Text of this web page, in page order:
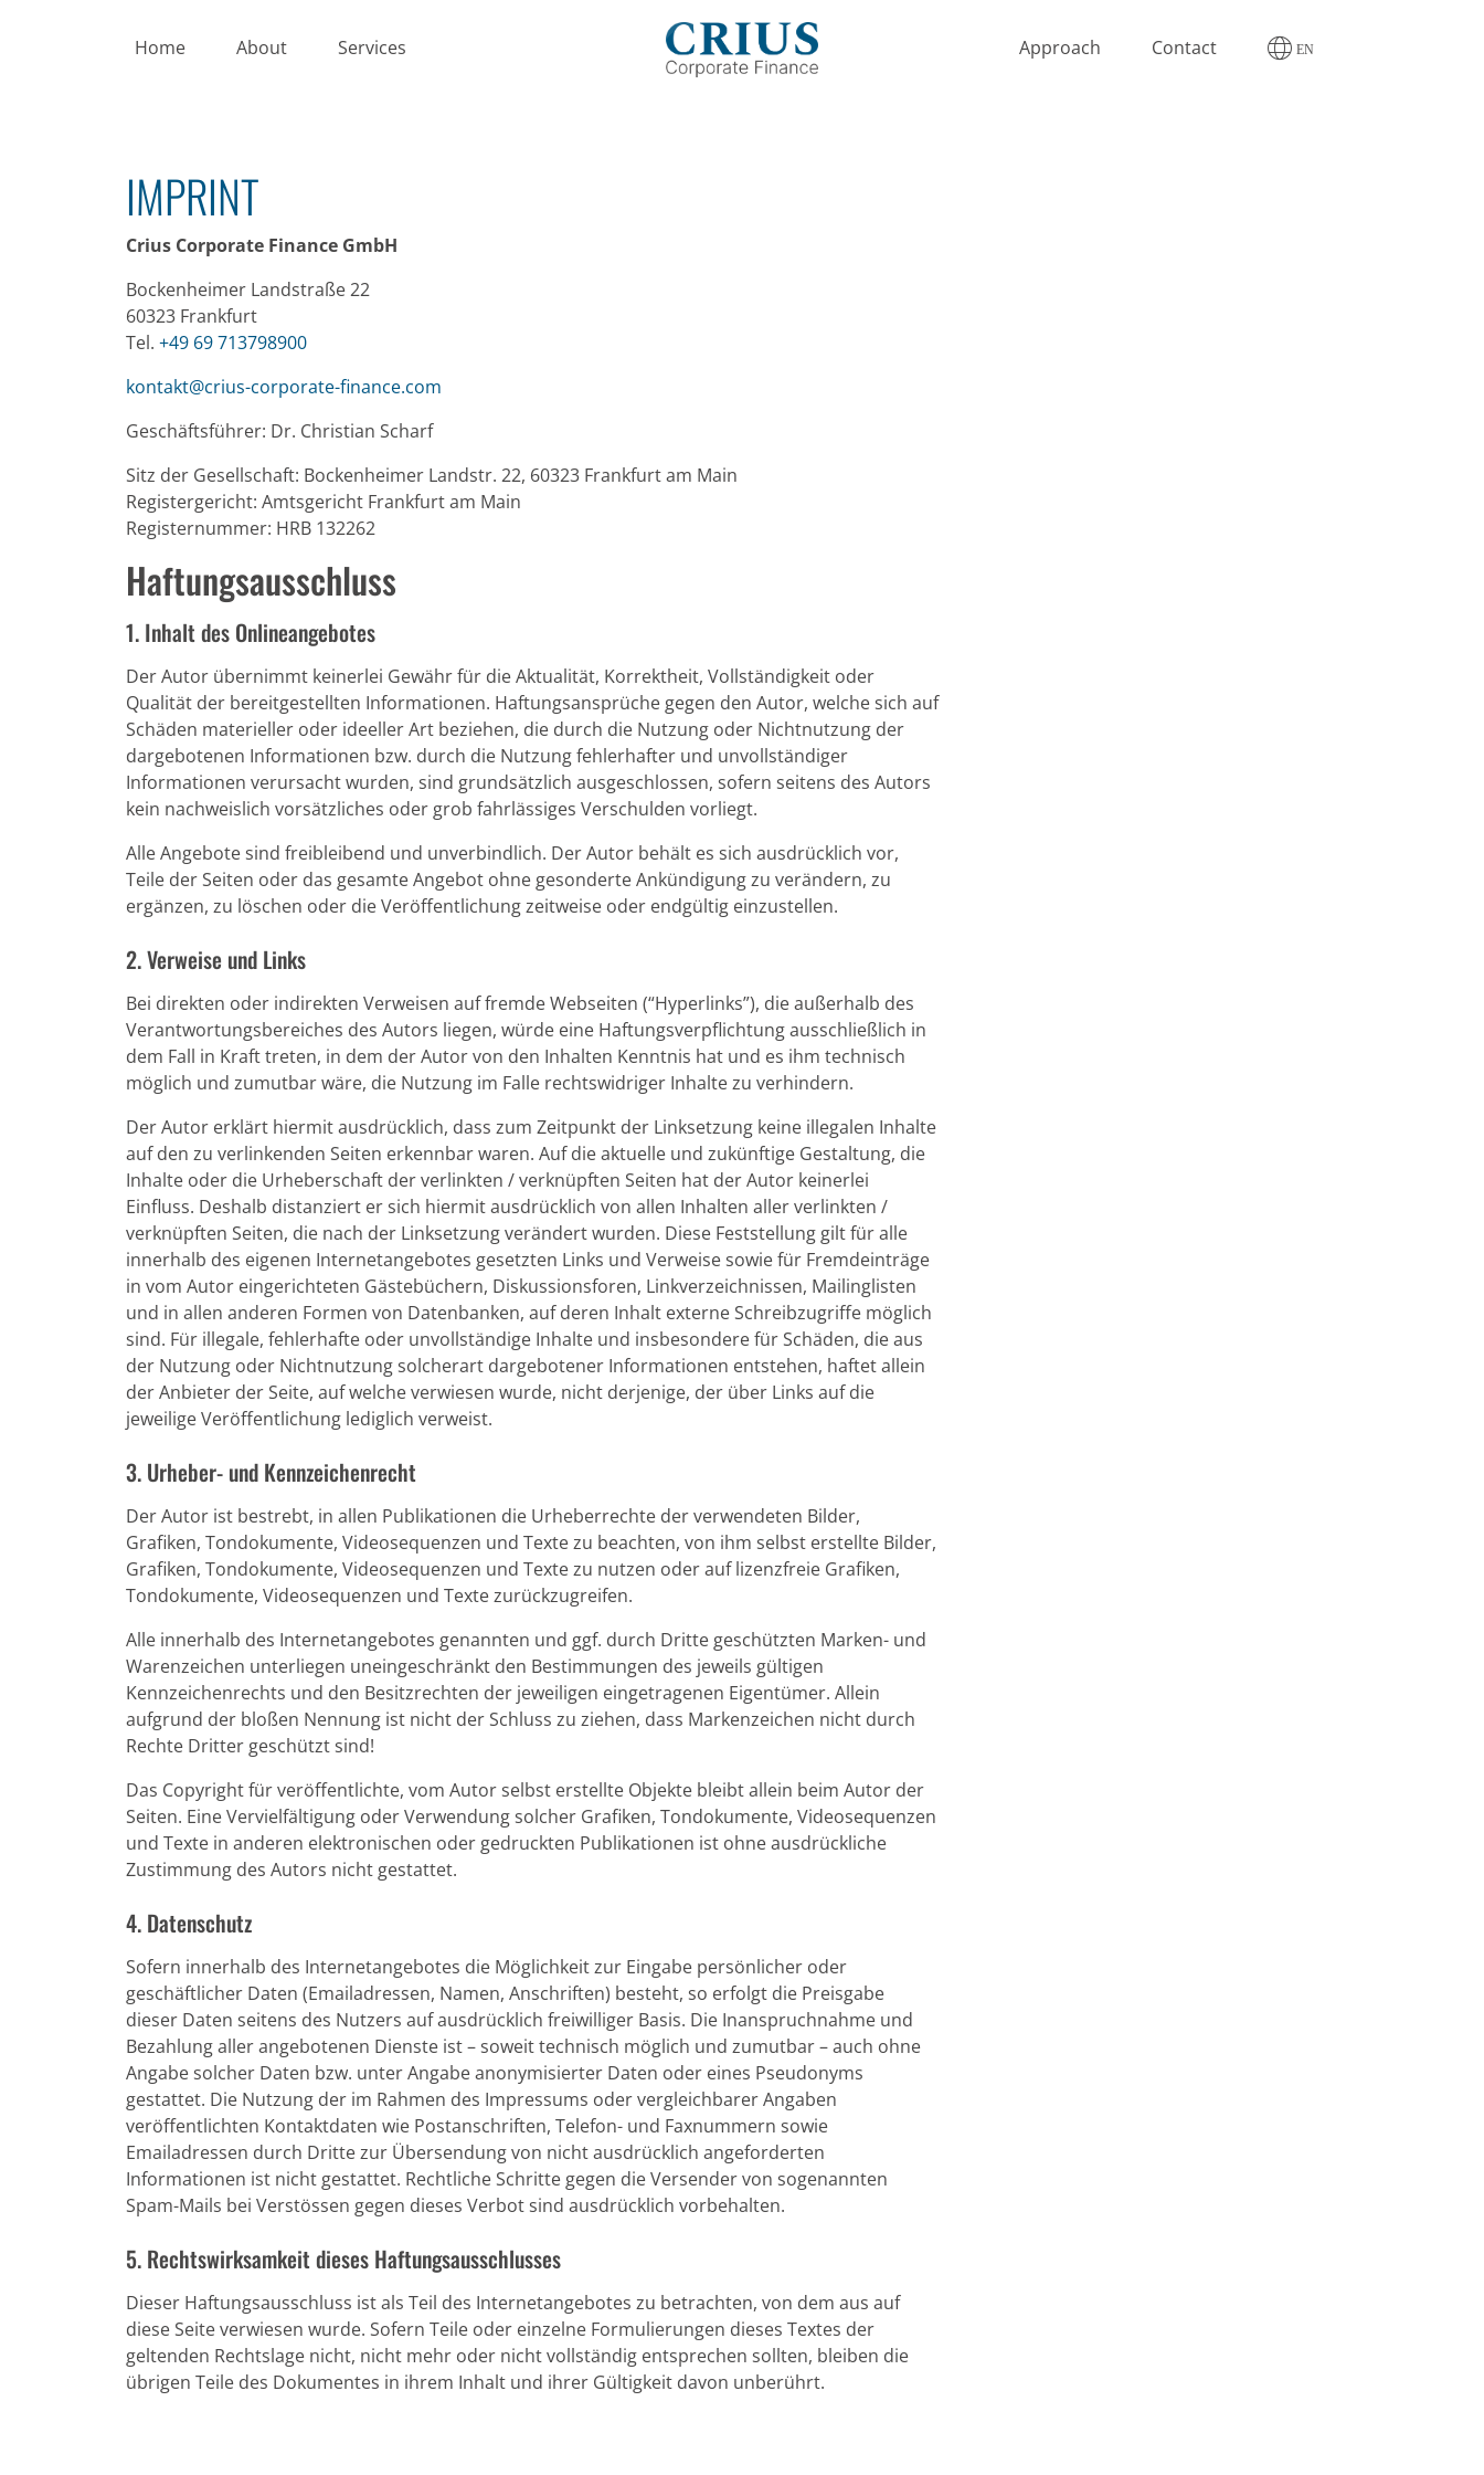
Home
About Services Approach
Contact
IMPRINT
Crius Corporate Finance GmbH
Bockenheimer Landstraße 22
60323 Frankfurt
Tel. +49 69 713798900
kontakt@crius-corporate-finance.com
Geschäftsführer: Dr. Christian Scharf
Sitz der Gesellschaft: Bockenheimer Landstr. 22, 60323 Frankfurt am Main
Registergericht: Amtsgericht Frankfurt am Main
Registernummer: HRB 132262
Haftungsausschluss
1. Inhalt des Onlineangebotes
Der Autor übernimmt keinerlei Gewähr für die Aktualität, Korrektheit, Vollständigkeit oder
Qualität der bereitgestellten Informationen. Haftungsansprüche gegen den Autor, welche sich auf
Schäden materieller oder ideeller Art beziehen, die durch die Nutzung oder Nichtnutzung der
dargebotenen Informationen bzw. durch die Nutzung fehlerhafter und unvollständiger
Informationen verursacht wurden, sind grundsätzlich ausgeschlossen, sofern seitens des Autors
kein nachweislich vorsätzliches oder grob fahrlässiges Verschulden vorliegt.
Alle Angebote sind freibleibend und unverbindlich. Der Autor behält es sich ausdrücklich vor,
Teile der Seiten oder das gesamte Angebot ohne gesonderte Ankündigung zu verändern, zu
ergänzen, zu löschen oder die Veröffentlichung zeitweise oder endgültig einzustellen.
2. Verweise und Links
Bei direkten oder indirekten Verweisen auf fremde Webseiten (“Hyperlinks”), die außerhalb des
Verantwortungsbereiches des Autors liegen, würde eine Haftungsverpflichtung ausschließlich in
dem Fall in Kraft treten, in dem der Autor von den Inhalten Kenntnis hat und es ihm technisch
möglich und zumutbar wäre, die Nutzung im Falle rechtswidriger Inhalte zu verhindern.
Der Autor erklärt hiermit ausdrücklich, dass zum Zeitpunkt der Linksetzung keine illegalen Inhalte
auf den zu verlinkenden Seiten erkennbar waren. Auf die aktuelle und zukünftige Gestaltung, die
Inhalte oder die Urheberschaft der verlinkten / verknüpften Seiten hat der Autor keinerlei
Einfluss. Deshalb distanziert er sich hiermit ausdrücklich von allen Inhalten aller verlinkten /
verknüpften Seiten, die nach der Linksetzung verändert wurden. Diese Feststellung gilt für alle
innerhalb des eigenen Internetangebotes gesetzten Links und Verweise sowie für Fremdeinträge
in vom Autor eingerichteten Gästebüchern, Diskussionsforen, Linkverzeichnissen, Mailinglisten
und in allen anderen Formen von Datenbanken, auf deren Inhalt externe Schreibzugriffe möglich
sind. Für illegale, fehlerhafte oder unvollständige Inhalte und insbesondere für Schäden, die aus
der Nutzung oder Nichtnutzung solcherart dargebotener Informationen entstehen, haftet allein
der Anbieter der Seite, auf welche verwiesen wurde, nicht derjenige, der über Links auf die
jeweilige Veröffentlichung lediglich verweist.
3. Urheber- und Kennzeichenrecht
Der Autor ist bestrebt, in allen Publikationen die Urheberrechte der verwendeten Bilder,
Grafiken, Tondokumente, Videosequenzen und Texte zu beachten, von ihm selbst erstellte Bilder,
Grafiken, Tondokumente, Videosequenzen und Texte zu nutzen oder auf lizenzfreie Grafiken,
Tondokumente, Videosequenzen und Texte zurückzugreifen.
Alle innerhalb des Internetangebotes genannten und ggf. durch Dritte geschützten Marken- und
Warenzeichen unterliegen uneingeschränkt den Bestimmungen des jeweils gültigen
Kennzeichenrechts und den Besitzrechten der jeweiligen eingetragenen Eigentümer. Allein
aufgrund der bloßen Nennung ist nicht der Schluss zu ziehen, dass Markenzeichen nicht durch
Rechte Dritter geschützt sind!
Das Copyright für veröffentlichte, vom Autor selbst erstellte Objekte bleibt allein beim Autor der
Seiten. Eine Vervielfältigung oder Verwendung solcher Grafiken, Tondokumente, Videosequenzen
und Texte in anderen elektronischen oder gedruckten Publikationen ist ohne ausdrückliche
Zustimmung des Autors nicht gestattet.
4. Datenschutz
Sofern innerhalb des Internetangebotes die Möglichkeit zur Eingabe persönlicher oder
geschäftlicher Daten (Emailadressen, Namen, Anschriften) besteht, so erfolgt die Preisgabe
dieser Daten seitens des Nutzers auf ausdrücklich freiwilliger Basis. Die Inanspruchnahme und
Bezahlung aller angebotenen Dienste ist – soweit technisch möglich und zumutbar – auch ohne
Angabe solcher Daten bzw. unter Angabe anonymisierter Daten oder eines Pseudonyms
gestattet. Die Nutzung der im Rahmen des Impressums oder vergleichbarer Angaben
veröffentlichten Kontaktdaten wie Postanschriften, Telefon- und Faxnummern sowie
Emailadressen durch Dritte zur Übersendung von nicht ausdrücklich angeforderten
Informationen ist nicht gestattet. Rechtliche Schritte gegen die Versender von sogenannten
Spam-Mails bei Verstössen gegen dieses Verbot sind ausdrücklich vorbehalten.
5. Rechtswirksamkeit dieses Haftungsausschlusses
Dieser Haftungsausschluss ist als Teil des Internetangebotes zu betrachten, von dem aus auf
diese Seite verwiesen wurde. Sofern Teile oder einzelne Formulierungen dieses Textes der
geltenden Rechtslage nicht, nicht mehr oder nicht vollständig entsprechen sollten, bleiben die
übrigen Teile des Dokumentes in ihrem Inhalt und ihrer Gültigkeit davon unberührt.